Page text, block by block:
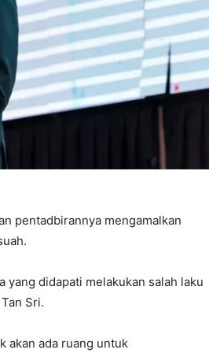
pentadbirannya mengamalkan
yang didapati melakukan salah laku
Sri.
akan ada ruang untuk